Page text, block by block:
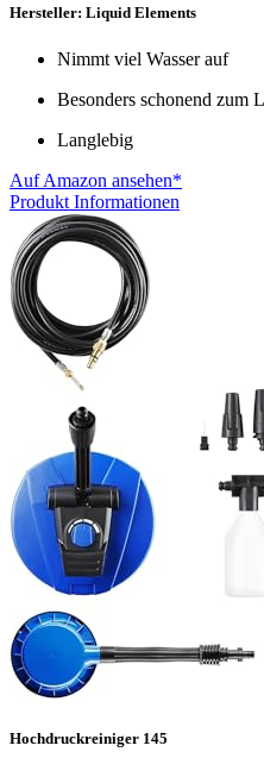
Hersteller: Liquid Elements
Nimmt viel Wasser auf
Besonders schonend zum
Langlebig
Auf Amazon ansehen*
Produkt Informationen
Hochdruckreiniger 145